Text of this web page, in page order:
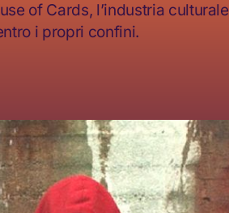
of Cards, l’industria
i propri confini.